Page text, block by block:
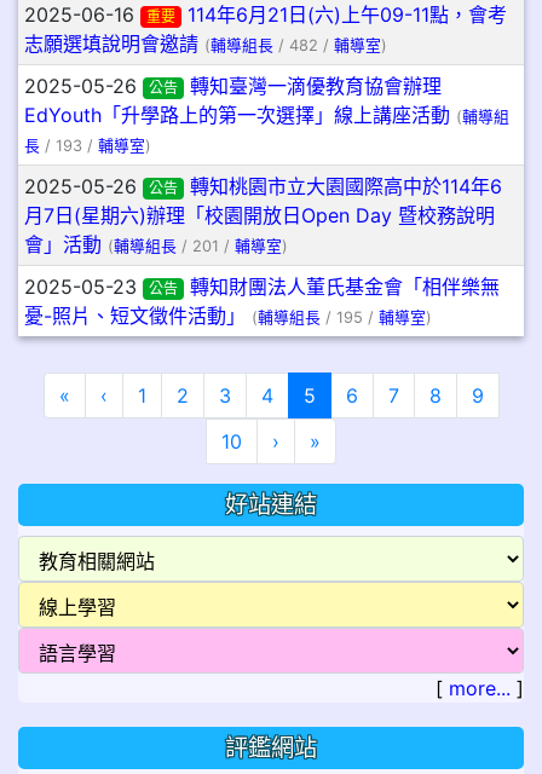
2025-06-16 重要
114年6月21日(六)上午09-11點，會考
志願選填說明會邀請 (輔導組長 / 482 / 輔導室)
2025-05-26 公告
轉知臺灣一滴優教育協會辦理
EdYouth「升學路上的第一次選擇」線上講座活動 (輔導組
長 / 193 / 輔導室)
2025-05-26 公告
轉知桃園市立大園國際高中於114年6
月7日(星期六)辦理「校園開放日Open Day 暨校務說明
會」活動 (輔導組長 / 201 / 輔導室)
2025-05-23 公告
轉知財團法人董氏基金會「相伴樂無
憂-照片、短文徵件活動」
(輔導組長 / 195 / 輔導室)
« 第一頁
‹上一頁
1 2 3 4 5(目前頁次)
6 7 8
9
10
›下一頁
»最後頁
好站連結
[ more... ]
評鑑網站